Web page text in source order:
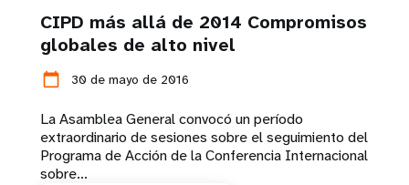
CIPD más allá de 2014 Compromisos
globales de alto nivel
calendar_today 30 de mayo de 2016
La Asamblea General convocó un período
extraordinario de sesiones sobre el seguimiento del
Programa de Acción de la Conferencia Internacional
sobre...